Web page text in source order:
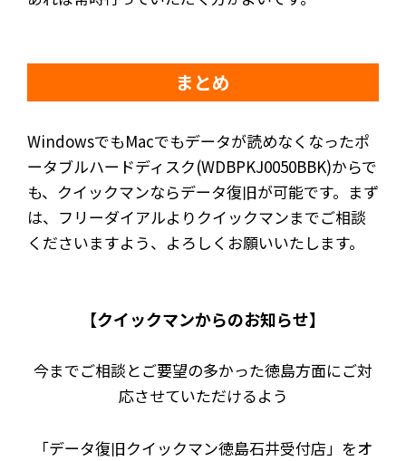
まとめ
WindowsでもMacでもデータが読めなくなったポ
ータブルハードディスク(WDBPKJ0050BBK)からで
も、クイックマンならデータ復旧が可能です。まず
は、フリーダイアルよりクイックマンまでご相談
くださいますよう、よろしくお願いいたします。
【クイックマンからのお知らせ】
今までご相談とご要望の多かった徳島方面にご対
応させていただけるよう
「データ復旧クイックマン徳島石井受付店」をオ